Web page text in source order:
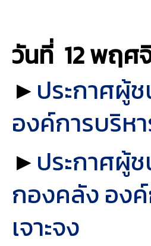
วันที่ 12 พฤศ
►ประกาศผู้
องค์การบริห
►ประกาศผู้ช
กองคลัง องค์
เจาะจง